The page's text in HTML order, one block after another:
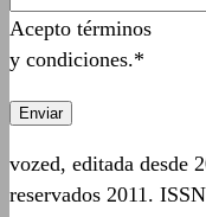
Acepto términos
y condiciones.*
vozed, editada desde
reservados 2011.